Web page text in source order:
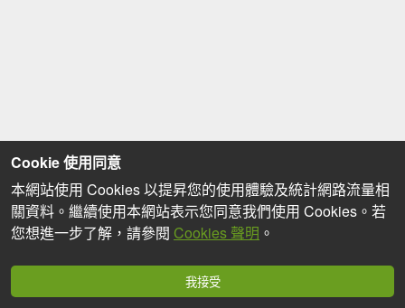
Cookie 使用同意
本網站使用 Cookies 以提昇您的使用體驗及統計網路流量相
關資料。繼續使用本網站表示您同意我們使用 Cookies。若
您想進一步了解，請參閱 Cookies 聲明 。
我接受